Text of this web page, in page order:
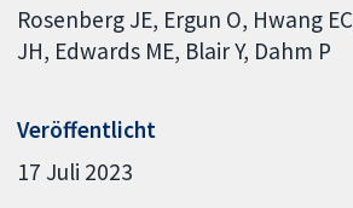
Rosenberg JE Ergun O Hwang EC
JH Edwards ME Blair Y Dahm P
Veröffentlicht
17 Juli 2023